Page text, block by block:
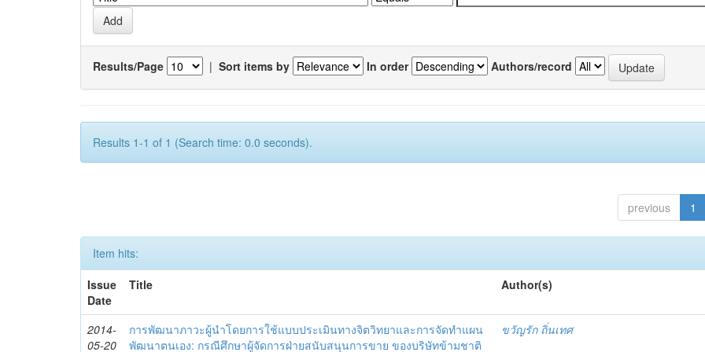
Results/Page | Sort items by In order Authors/record
Results 1-1 of 1 (Search time: 0.0 seconds).
previous 1
Item hits:
Issue
Date
Title Author(s)
2014-
05-20
การพัฒนาภาวะผู้นำโดยการใช้แบบประเมินทางจิตวิทยาและการจัดทำแผน
พัฒนาตนเอง: กรณีศึกษาผู้จัดการฝ่ายสนับสนุนการขาย ของบริษัทข้ามชาติ
ขวัญรัก ถิ่นเทศ